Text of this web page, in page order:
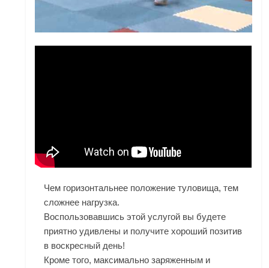
Чем горизонтальнее положение туловища, тем
сложнее нагрузка.
Воспользовавшись этой услугой вы будете
приятно удивлены и получите хороший позитив
в воскресный день!
Кроме того, максимально заряженным и